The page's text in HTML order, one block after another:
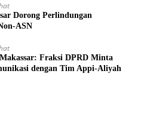
Dorong Perlindungan
ASN
Fraksi DPRD Minta
dengan Tim Appi-Aliyah